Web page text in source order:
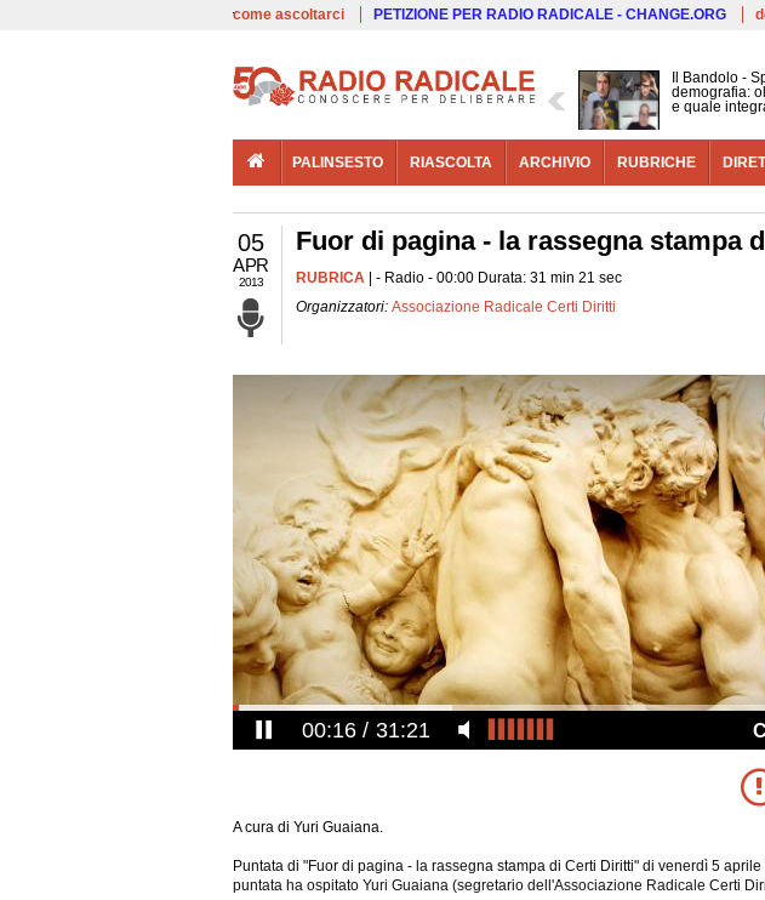
come ascoltarci PETIZIONE PER RADIO RADICALE - CHANGE.ORG
Il Bandolo -
demografia:
e quale
PALINSESTO RIASCOLTA ARCHIVIO RUBRICHE
05
APR
2013
Fuor di pagina - la rassegna stampa
RUBRICA | - Radio - 00:00 Durata: 31 min 21 sec
Organizzatori: Associazione Radicale Certi Diritti
00:17 31:21
A cura di Yuri Guaiana.
Puntata di "Fuor di pagina - la rassegna stampa di Certi Diritti" di venerdì 5
puntata ha ospitato Yuri Guaiana (segretario dell'Associazione Radicale Certi